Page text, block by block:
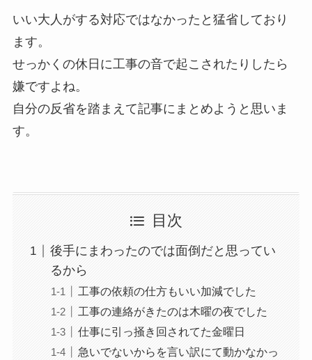
いい大人がする対応ではなかったと猛省しており
ます。
せっかくの休日に工事の音で起こされたりしたら
嫌ですよね。
自分の反省を踏まえて記事にまとめようと思いま
す。
目次
後手にまわったのでは面倒だと思ってい
るから
工事の依頼の仕方もいい加減でした
工事の連絡がきたのは木曜の夜でした
仕事に引っ掻き回されてた金曜日
急いでないからを言い訳にて動かなかっ